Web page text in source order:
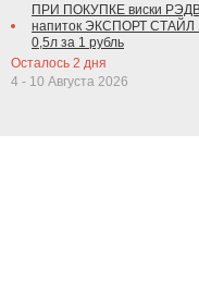
ПРИ ПОКУПКЕ виски
напиток ЭКСПОРТ
0,5л за 1 рубль
Осталось 2 дня
4 - 10 Августа 2026